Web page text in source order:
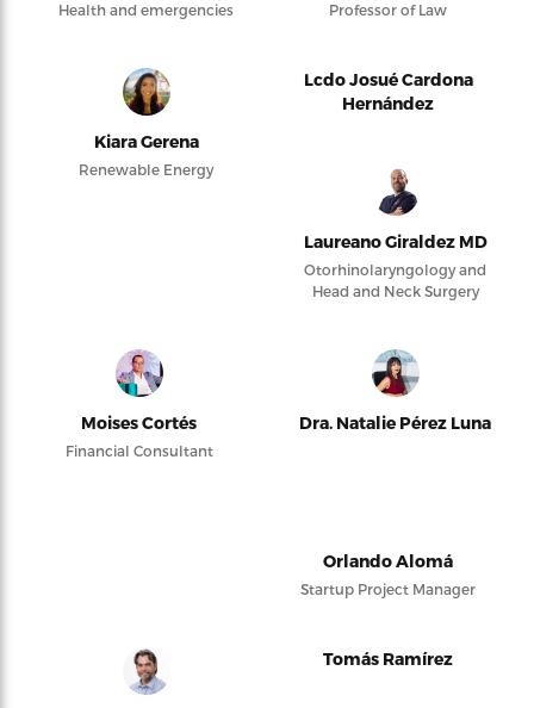
Health and emergencies Professor of Law
Kiara Gerena
Renewable Energy
Lcdo Josué Cardona
Hernández
Laureano Giraldez MD
Otorhinolaryngology and
Head and Neck Surgery
Moises Cortés
Financial Consultant
Dra. Natalie Pérez Luna
Orlando Alomá
Startup Project Manager
Tomás Ramírez